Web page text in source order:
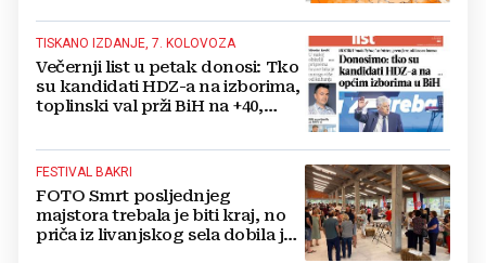
TISKANO IZDANJE, 7. KOLOVOZA
Večernji list u petak donosi: Tko
su kandidati HDZ-a na izborima,
toplinski val prži BiH na +40,
FESTIVAL BAKRI
FOTO Smrt posljednjeg
majstora trebala je biti kraj, no
priča iz livanjskog sela dobila je